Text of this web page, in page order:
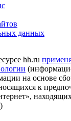
данных
hh.ru
на основе
к